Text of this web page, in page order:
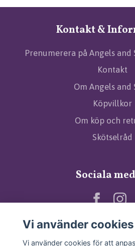
Kontakt &
Prenumerera på Angels and
Kontakt
Om Angels and
Köpvillkor
Om köp och
Skötselråd
Sociala
Vi använder cookies
Vi använder cookies för att